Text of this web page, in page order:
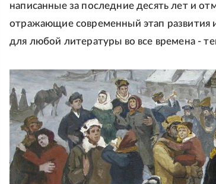
написанные за последние десять лет и
отражающие современный этап
для любой литературы во все времена -